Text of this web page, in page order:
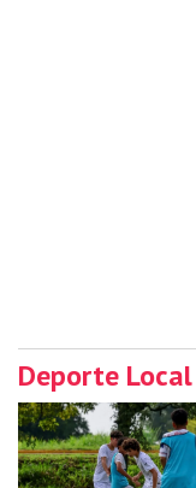
Deporte Local